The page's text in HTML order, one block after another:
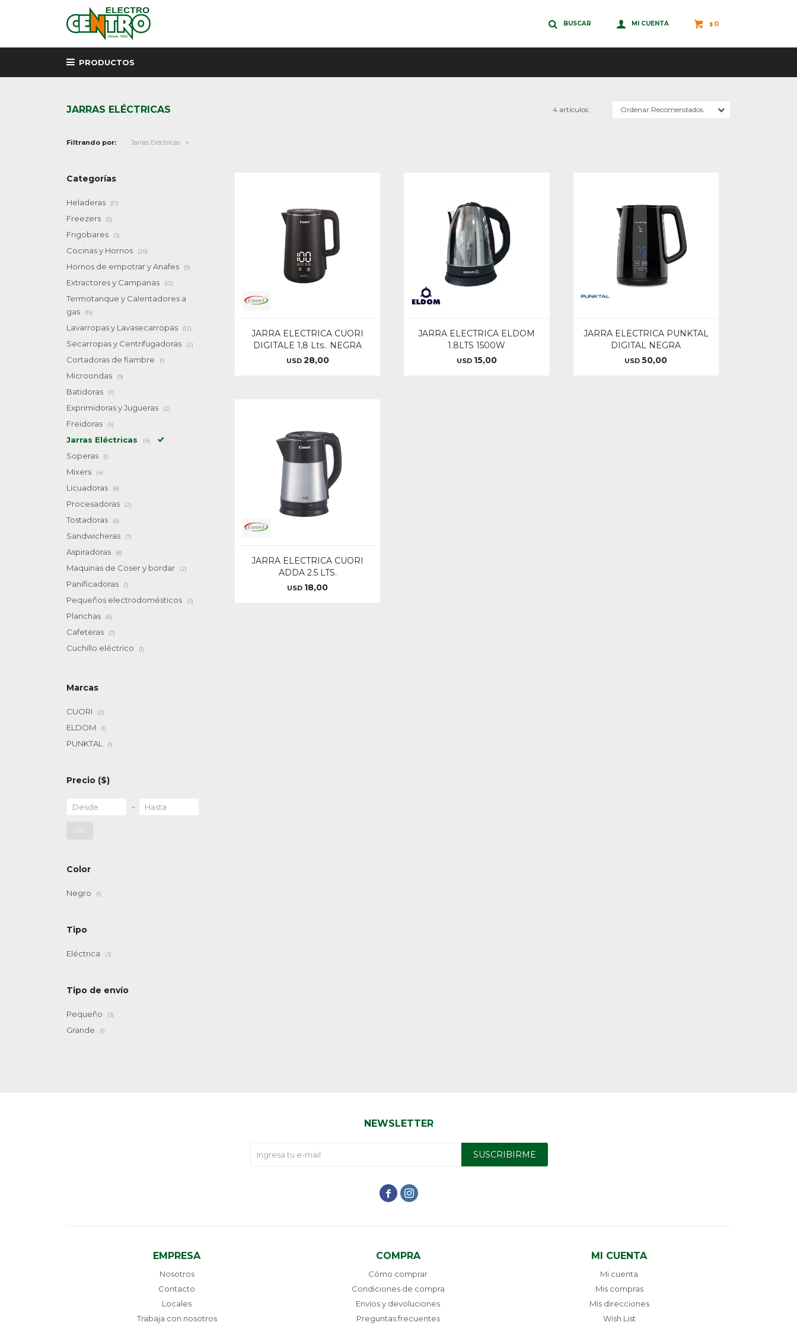
PRODUCTOS
$ 0
JARRAS ELÉCTRICAS 4 artículos Recomendados
Filtrando por: Jarras Eléctricas
JARRA ELECTRICA CUORI
DIGITALE 1,8 Lts.. NEGRA
USD 28,00
JARRA ELECTRICA ELDOM
1.8LTS 1500W
USD 15,00
JARRA ELECTRICA PUNKTAL
DIGITAL NEGRA
USD 50,00
JARRA ELECTRICA CUORI
ADDA 2.5 LTS.
USD 18,00
Categorías
Heladeras (17)
Freezers (5)
Frigobares (3)
Cocinas y Hornos (20)
Hornos de empotrar y Anafes (9)
Extractores y Campanas (12)
Termotanque y Calentadores a
gas
(15)
Lavarropas y Lavasecarropas (12)
Secarropas y Centrifugadoras (2)
Cortadoras de fiambre (1)
Microondas (9)
Batidoras (7)
Exprimidoras y Jugueras (2)
Freidoras (5)
Jarras Eléctricas (4)
Soperas (1)
Mixers (4)
Licuadoras (8)
Procesadoras (2)
Tostadoras (6)
Sandwicheras (7)
Aspiradoras (8)
Maquinas de Coser y bordar (2)
Panificadoras (1)
Pequeños electrodomésticos (3)
Planchas (6)
Cafeteras (7)
Cuchillo eléctrico (1)
Marcas
CUORI (2)
ELDOM (1)
PUNKTAL (1)
Precio ($)
OK
Color
Negro (1)
Tipo
Eléctrica (3)
Tipo de envío
Pequeño (3)
Grande (1)
EMPRESA
Nosotros
Contacto
Locales
Trabaja con nosotros
COMPRA
Cómo comprar
Condiciones de compra
Envíos y devoluciones
Preguntas frecuentes
MI CUENTA
Mi cuenta
Mis compras
Mis direcciones
Wish List
NEWSLETTER
SUSCRIBIRME
 